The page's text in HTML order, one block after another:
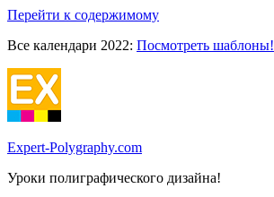
Перейти к содержимому
Все календари 2022: Посмотреть шаблоны!
Expert-Polygraphy.com
Уроки полиграфического дизайна!